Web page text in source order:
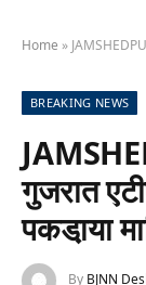
Home » JAMSHEDPUR
BREAKING NEWS
गुजरात
पकडा़या
By BJNN